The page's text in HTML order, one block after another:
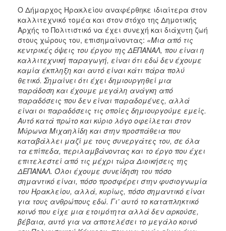
Ο Δήμαρχος Ηρακλείου αναφέρθηκε ιδιαίτερα στον
καλλιτεχνικό τομέα και στον στόχο της Δημοτικής
Αρχής το Πολιτιστικό να έχει συνεχή και διάχυτη ζωή
στους χώρους του, επισημαίνοντας: «Μια από τις
κεντρικές όψεις του έργου της ΔΕΠΑΝΑΛ, που είναι η
καλλιτεχνική παραγωγή, είναι ότι εδώ δεν έχουμε
καμία έκπληξη και αυτό είναι κάτι πάρα πολύ
θετικό. Σημαίνει ότι έχει δημιουργηθεί μια
παράδοση και έχουμε μεγάλη ανάγκη από
παραδόσεις που δεν είναι παραδομένες, αλλά
είναι οι παραδόσεις τις οποίες δημιουργούμε εμείς.
Αυτό κατά πρώτο και κύριο λόγο οφείλεται στον
Μύρωνα Μιχαηλίδη και στην προσπάθεια που
καταβάλλει μαζί με τους συνεργάτες του, σε όλα
τα επίπεδα, περιλαμβάνοντας και το έργο που έχει
επιτελεστεί από τις μέχρι τώρα Διοικήσεις της
ΔΕΠΑΝΑΛ. Όλοι έχουμε συνείδηση του πόσο
σημαντικό είναι, πόσο προσφέρει στην φυσιογνωμία
του Ηρακλείου, αλλά, κυρίως, πόσο σημαντικό είναι
για τους ανθρώπους εδώ. Γι’ αυτό το καταπληκτικό
κοινό που είχε μια ετοιμότητα αλλά δεν αρκούσε,
βέβαια, αυτό για να αποτελέσει το μεγάλο κοινό